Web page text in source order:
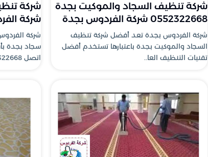
شركة تنظيف السجاد والموكيت بجدة
0552322668 شركة الفردوس بجدة
شركة الفردوس بجدة تعد أفضل شركة تنظيف
السجاد والموكيت بجدة باعتبارها تستخدم أفضل
تقنيات التنظيف العا..
شركة
شركة
سجاد بجدة
اتصل 0552322668 ..